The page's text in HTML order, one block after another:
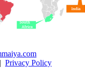
| Privacy Policy